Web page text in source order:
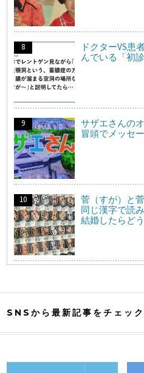
ドクターVS患
んでいる「初
サザエさんの
冒頭でメッセ
菅（すが）と
同じ漢字で読
結婚したらど
SNSから最新記事をチェック